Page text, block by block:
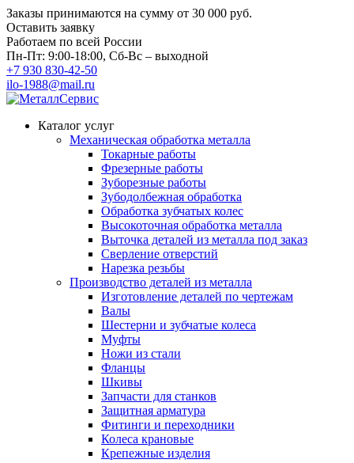
Заказы принимаются на сумму от 30 000 руб.
Оставить заявку
Работаем по всей России
Пн-Пт: 9:00-18:00, Сб-Вс – выходной
+7 930 830-42-50
ilo-1988@mail.ru
Каталог услуг
Механическая обработка металла
Токарные работы
Фрезерные работы
Зуборезные работы
Зубодолбежная обработка
Обработка зубчатых колес
Высокоточная обработка металла
Выточка деталей из металла под заказ
Сверление отверстий
Нарезка резьбы
Производство деталей из металла
Изготовление деталей по чертежам
Валы
Шестерни и зубчатые колеса
Муфты
Ножи из стали
Фланцы
Шкивы
Запчасти для станков
Защитная арматура
Фитинги и переходники
Колеса крановые
Крепежные изделия